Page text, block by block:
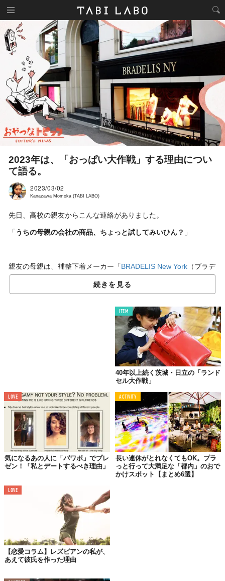
2023年は、「おっぱい大作戦」する理由につい
て語る。
2023/03/02
Kanazawa Momoka (TABI LABO)
先日、高校の親友からこんな連絡がありました。
「 うちの母親の会社の商品、ちょっと試してみいひん？ 」
親友の母親は、補整下着メーカー「BRADELIS New York （ブラデ
リスニューヨーク）」のしゃちょさん。下着を試着する機会をい
ただけるということで、さっそくキャットストリートにある店舗
©BRADELIS New York
ゴージャスな内装にドキドキしながら出迎えてくれたのは、NYに
30年以上在住していたカリスマボディフィッターのパワフルな女
性、あきみさん。
試着をする前に、まずは今着けている下着をチェックしてもらっ
たのですが、結論、私の下着の選び方・着け方
みたいで、見てもらうやいなや、発狂されちゃいました（笑）
続きを見る
ITEM
40年以上続く茨城・日立の「ランド
セル大作戦」
LOVE
気になるあの人に「パワポ」でプレ
ゼン！「私とデートするべき理由」
ACTIVITY
長い連休がとれなくてもOK。プラ
っと行って大満足な「都内」のおで
かけスポット【まとめ6選】
LOVE
【恋愛コラム】レズビアンの私が、
あえて彼氏を作った理由